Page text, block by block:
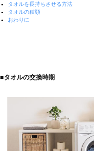
タオルを長持ちさせる方法
タオルの種類
おわりに
■タオルの交換時期